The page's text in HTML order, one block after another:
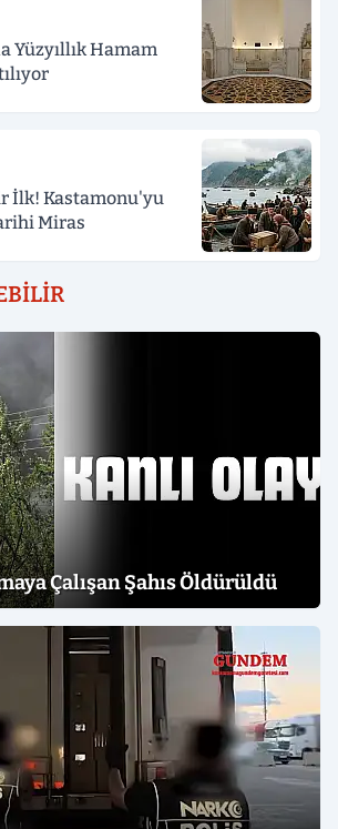
Yüzyıllık Hamam
İlk! Kastamonu'yu
Miras
Çalışan Şahıs Öldürüldü